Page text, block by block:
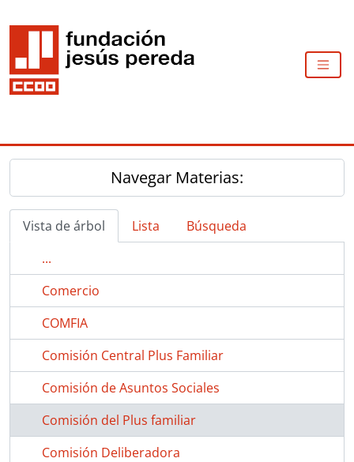
Navegar Materias:
Vista de árbol Lista
Búsqueda
...
Comercio
COMFIA
Comisión Central Plus Familiar
Comisión de Asuntos Sociales
Comisión del Plus familiar
Comisión Deliberadora